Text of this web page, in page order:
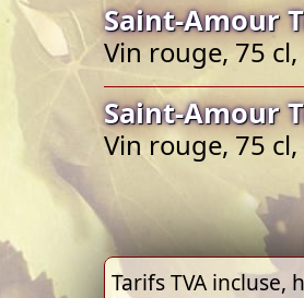
Saint-Amour
Vin rouge, 75
Saint-Amour
Vin rouge, 75
Tarifs TVA